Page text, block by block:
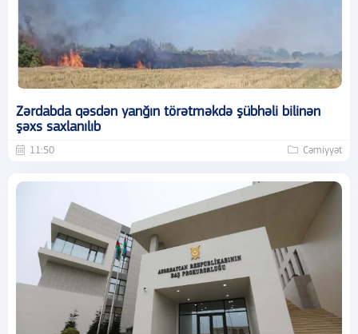
Zərdabda qəsdən yanğın törətməkdə şübhəli bilinən
şəxs saxlanılıb
11:50 Cəmiyyət